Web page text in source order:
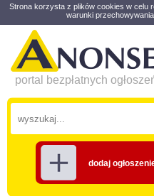
Strona korzysta z plików cookies w celu
warunki
portal bezpłatnych
dodaj